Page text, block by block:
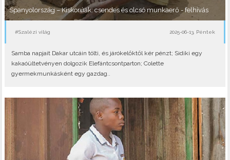
Spanyolország – Kiskorúak: csendes és olcsó munkaerő - felhívás
#Szalézi világ 2025-06-13, Péntek
Samba napjait Dakar utcáin tölti, és járókelőktől kér pénzt; Sidiki egy
kakaóültetvényen dolgozik Elefántcsontparton; Colette
gyermekmunkásként egy gazdag..